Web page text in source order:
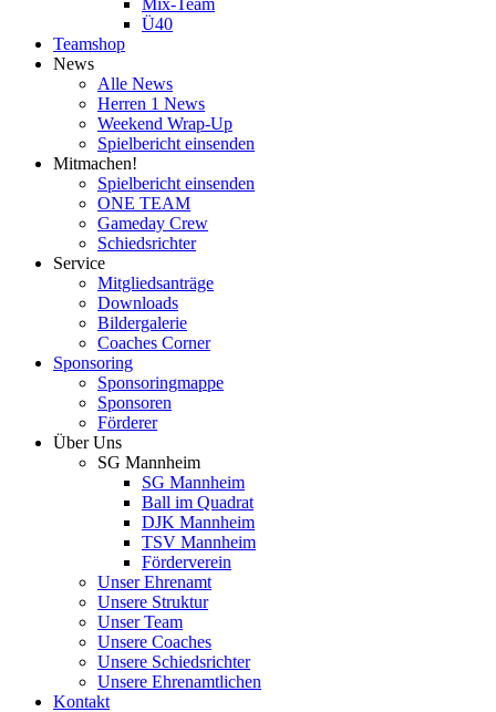
Mix-Team
Ü40
Teamshop
News
Alle News
Herren 1 News
Weekend Wrap-Up
Spielbericht einsenden
Mitmachen!
Spielbericht einsenden
ONE TEAM
Gameday Crew
Schiedsrichter
Service
Mitgliedsanträge
Downloads
Bildergalerie
Coaches Corner
Sponsoring
Sponsoringmappe
Sponsoren
Förderer
Über Uns
SG Mannheim
SG Mannheim
Ball im Quadrat
DJK Mannheim
TSV Mannheim
Förderverein
Unser Ehrenamt
Unsere Struktur
Unser Team
Unsere Coaches
Unsere Schiedsrichter
Unsere Ehrenamtlichen
Kontakt